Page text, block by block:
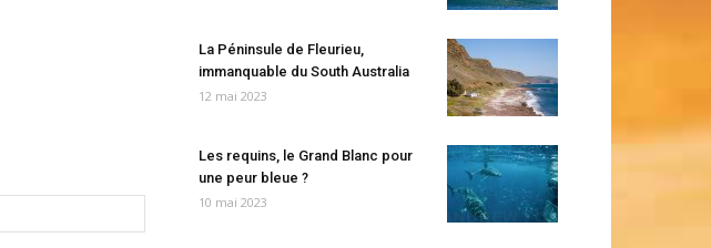
La Péninsule de Fleurieu,
immanquable du South Australia
12 mai 2023
Les requins, le Grand Blanc pour
une peur bleue ?
10 mai 2023